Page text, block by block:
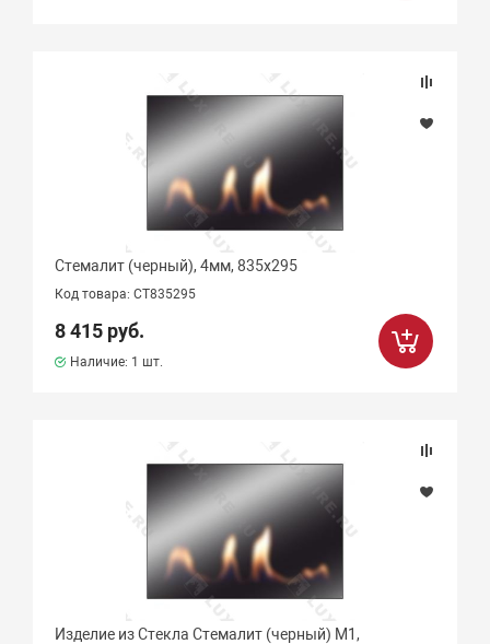
Стемалит (черный), 4мм, 835х295
Код товара: СТ835295
8 415 руб.
Наличие: 1 шт.
Изделие из Стекла Стемалит (черный) М1,